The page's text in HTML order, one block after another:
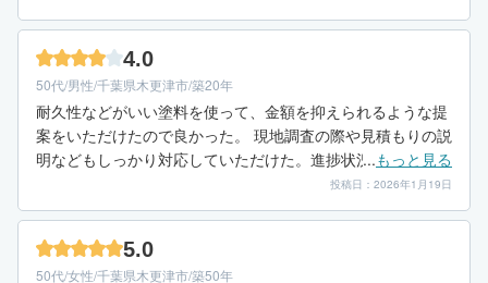
4.0
50代/男性/千葉県木更津市/築20年
耐久性などがいい塗料を使って、金額を抑えられるような提
案をいただけたので良かった。 現地調査の際や見積もりの説
明などもしっかり対応していただけた。進捗状況のお話など
...もっと見る
投稿日：2026年1月19日
5.0
50代/女性/千葉県木更津市/築50年